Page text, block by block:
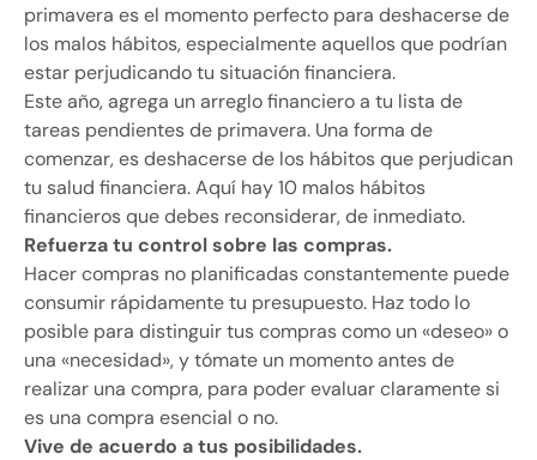
primavera es el momento perfecto para deshacerse de
los malos hábitos, especialmente aquellos que podrían
estar perjudicando tu situación financiera.
Este año, agrega un arreglo financiero a tu lista de
tareas pendientes de primavera. Una forma de
comenzar, es deshacerse de los hábitos que perjudican
tu salud financiera. Aquí hay 10 malos hábitos
financieros que debes reconsiderar, de inmediato.
Refuerza tu control sobre las compras.
Hacer compras no planificadas constantemente puede
consumir rápidamente tu presupuesto. Haz todo lo
posible para distinguir tus compras como un «deseo» o
una «necesidad», y tómate un momento antes de
realizar una compra, para poder evaluar claramente si
es una compra esencial o no.
Vive de acuerdo a tus posibilidades.